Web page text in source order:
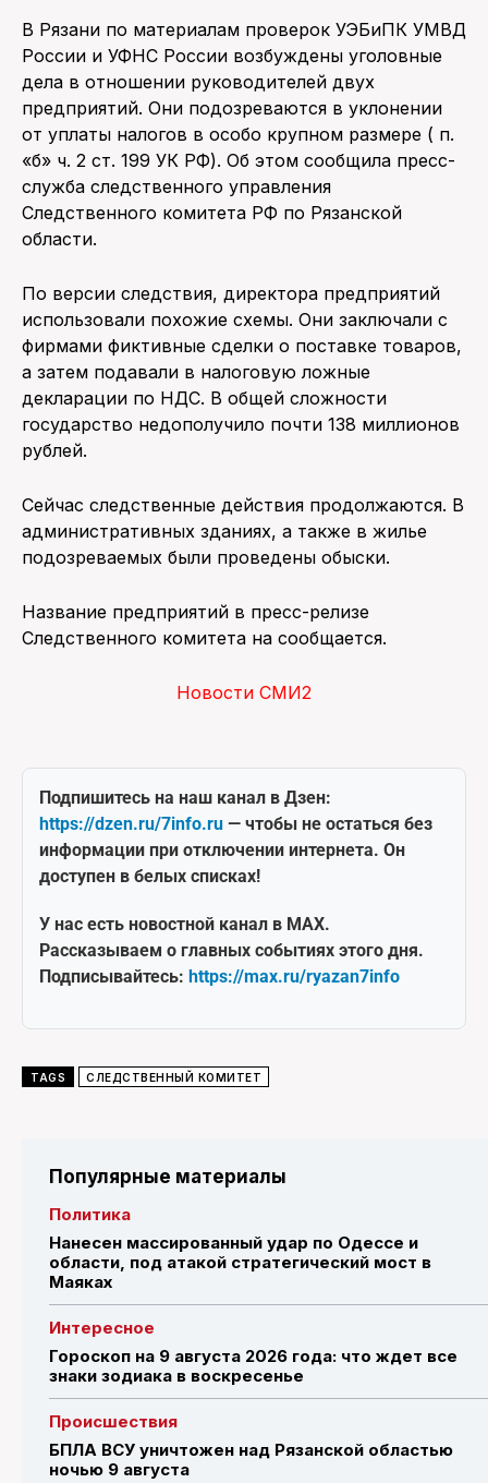
В Рязани по материалам проверок УЭБиПК УМВД
России и УФНС России возбуждены уголовные
дела в отношении руководителей двух
предприятий. Они подозреваются в уклонении
от уплаты налогов в особо крупном размере ( п.
«б» ч. 2 ст. 199 УК РФ). Об этом сообщила пресс-
служба следственного управления
Следственного комитета РФ по Рязанской
области.
По версии следствия, директора предприятий
использовали похожие схемы. Они заключали с
фирмами фиктивные сделки о поставке товаров,
а затем подавали в налоговую ложные
декларации по НДС. В общей сложности
государство недополучило почти 138 миллионов
рублей.
Сейчас следственные действия продолжаются. В
административных зданиях, а также в жилье
подозреваемых были проведены обыски.
Название предприятий в пресс-релизе
Следственного комитета на сообщается.
Новости СМИ2
Подпишитесь на наш канал в Дзен:
https://dzen.ru/7info.ru — чтобы не остаться без
информации при отключении интернета. Он
доступен в белых списках!
У нас есть новостной канал в MAX.
Рассказываем о главных событиях этого дня.
Подписывайтесь: https://max.ru/ryazan7info
TAGS СЛЕДСТВЕННЫЙ КОМИТЕТ
Популярные материалы
Политика
Нанесен массированный удар по Одессе и
области, под атакой стратегический мост в
Маяках
Интересное
Гороскоп на 9 августа 2026 года: что ждет все
знаки зодиака в воскресенье
Происшествия
БПЛА ВСУ уничтожен над Рязанской областью
ночью 9 августа